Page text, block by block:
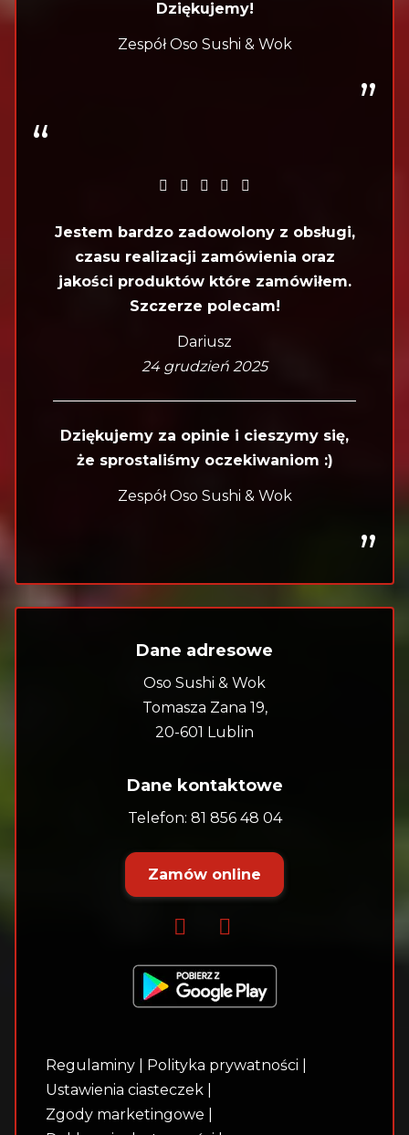
Dziękujemy!
Zespół Oso Sushi & Wok
Jestem bardzo zadowolony z obsługi,
czasu realizacji zamówienia oraz
jakości produktów które zamówiłem.
Szczerze polecam!
Dariusz
24 grudzień 2025
Dziękujemy za opinie i cieszymy się,
że sprostaliśmy oczekiwaniom :)
Zespół Oso Sushi & Wok
Dane adresowe
Oso Sushi & Wok
Tomasza Zana 19,
20-601 Lublin
Dane kontaktowe
Telefon: 81 856 48 04
Zamów online
Regulaminy Polityka prywatności
Ustawienia ciasteczek
Zgody marketingowe